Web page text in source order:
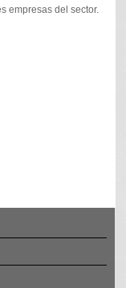
empresas del sector.